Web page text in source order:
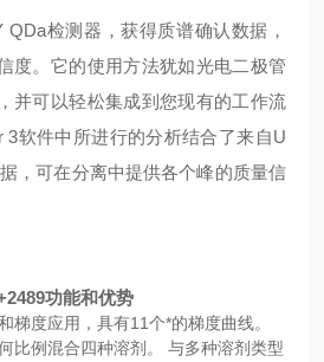
QDa检测器，获得质谱确认数据，
度。它的使用方法犹如光电二极管
并可以轻松集成到您现有的工作流
3软件中所进行的分析结合了来自U
，可在分离中提供各个峰的质量信
功能和优势
梯度应用，具有11个*的梯度曲线。
比例混合四种溶剂。 与多种溶剂类型